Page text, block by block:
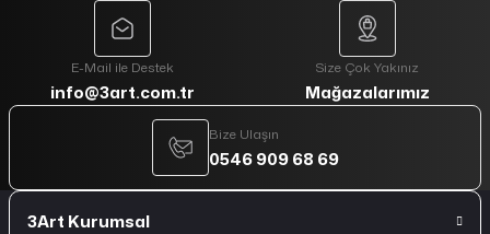
E-Mail ile Destek
info@3art.com.tr
Size Çok Yakınız
Mağazalarımız
Bize Ulaşın
0546 909 68 69
3Art Kurumsal